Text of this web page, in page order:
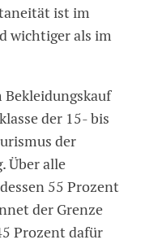
ist im
wichtiger als im
der 15- bis
der
Über alle
55 Prozent
der Grenze
Prozent dafür